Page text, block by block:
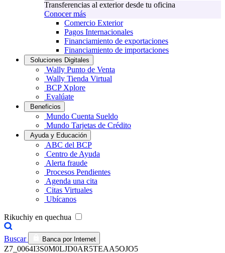
Transferencias al exterior desde tu oficina
Conocer más
Comercio Exterior
Pagos Internacionales
Financiamiento de exportaciones
Financiamiento de importaciones
Soluciones Digitales
Wally Punto de Venta
Wally Tienda Virtual
BCP Xplore
Evalúate
Beneficios
Mundo Cuenta Sueldo
Mundo Tarjetas de Crédito
Ayuda y Educación
ABC del BCP
Centro de Ayuda
Alerta fraude
Procesos Pendientes
Agenda una cita
Citas Virtuales
Ubícanos
Rikuchiy en quechua
Buscar Banca por Internet
Z7_0064I3S0M0LJD0AR5TEAA5OJO5